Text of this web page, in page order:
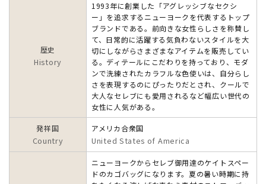
歴史
History
1993年に創業した「アグレッシブなセクシ
ー」を追求するニューヨークを代表するトップ
ブランドである。前向きな女性らしさを称賛し
て、日常的に活躍する気負わないスタイルを大
切にしながらさまざまなアイテムを販売してい
る。ディテールにこだわりを持っており、モダ
ンで洗練されたカラフルな色使いは、自分らし
さを表現するのにぴったりだとされ、クールで
大人なセレブにも愛用されるなど幅広い世代の
女性に人気がある。
発祥国
Country
アメリカ合衆国
United States of America
ニューヨークからセレブ御用達のケイトスペー
ドのカゴバッグになります。夏の暑い時期に持